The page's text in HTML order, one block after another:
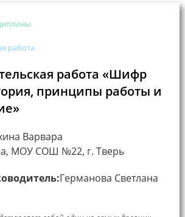
работа
работа «Шифр
принципы работы и
Варвара
МОУ СОШ №22, г. Тверь
Германова Светлана